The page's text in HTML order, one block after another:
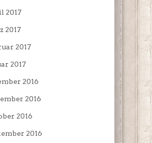
2017
2017
2017
2017
2016
2016
2016
2016